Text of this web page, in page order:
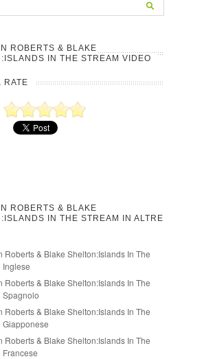
ROBERTS & BLAKE
IN THE STREAM VIDEO
RATE
ROBERTS & BLAKE
IN THE STREAM IN ALTRE
Roberts & Blake Shelton:Islands In The
Inglese
Roberts & Blake Shelton:Islands In The
Spagnolo
Roberts & Blake Shelton:Islands In The
Giapponese
Roberts & Blake Shelton:Islands In The
Francese